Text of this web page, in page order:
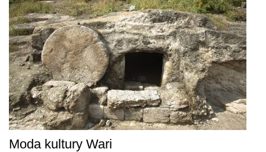
Moda kultury Wari